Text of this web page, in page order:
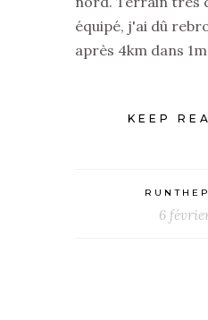
équipé, j'ai dû
après 4km dans
KEEP
6